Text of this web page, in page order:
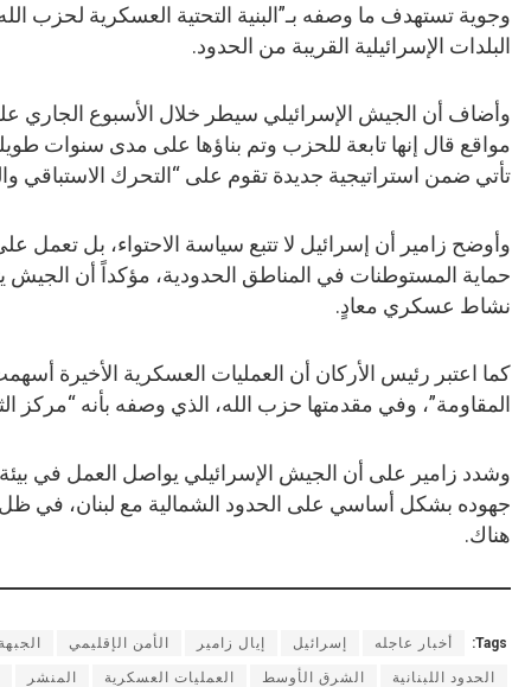
وجوية تستهدف ما وصفه بـ”البنية التحتية العسكرية لحزب
البلدات الإسرائيلية القريبة من الحدود.
وأضاف أن الجيش الإسرائيلي سيطر خلال الأسبوع الجاري
مواقع قال إنها تابعة للحزب وتم بناؤها على مدى سنوات
تأتي ضمن استراتيجية جديدة تقوم على “التحرك الاستباقي
وأوضح زامير أن إسرائيل لا تتبع سياسة الاحتواء، بل
حماية المستوطنات في المناطق الحدودية، مؤكداً أن
نشاط عسكري معادٍ.
كما اعتبر رئيس الأركان أن العمليات العسكرية الأخيرة
المقاومة”، وفي مقدمتها حزب الله، الذي وصفه بأنه “مركز
وشدد زامير على أن الجيش الإسرائيلي يواصل العمل في بيئة
جهوده بشكل أساسي على الحدود الشمالية مع لبنان، في ظل
هناك.
Tags: أخبار عاجله إسرائيل إيال زامير الأمن الإقليمي
الحدود اللبنانية الشرق الأوسط العمليات العسكرية المنشر